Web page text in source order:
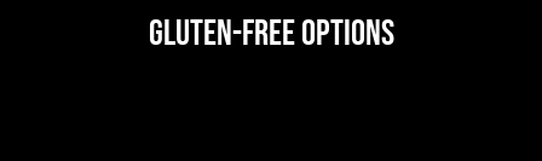
Gluten-Free Options